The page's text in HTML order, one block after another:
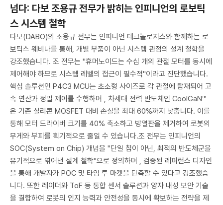
넘다: 다보 조용규 전무가 밝히는 인피니언의 로보틱
스 시스템 철학
다보(DABO)의 조용규 전무는 인피니언 테크놀로지스와 함께하는 로
보틱스 웨비나를 통해, 개별 부품이 아닌 시스템 관점의 설계 철학을
강조했습니다. 조 전무는 "휴머노이드는 수십 개의 관절 모터를 동시에
제어해야 하므로 시스템 레벨의 접근이 필수적"이라고 진단했습니다.
핵심 솔루션인 P4C3 MCU는 초소형 사이즈로 각 관절에 탑재되어 고
속 연산과 정밀 제어를 수행하며 , 차세대 전력 반도체인 CoolGaN™
은 기존 실리콘 MOSFET 대비 손실을 최대 60%까지 낮춥니다. 이를
통해 모터 드라이버 크기를 40% 축소하고 방열판을 제거하여 로봇의
무게와 부피를 획기적으로 줄일 수 있습니다.조 전무는 인피니언의
SOC(System on Chip) 개념을 "단일 칩이 아닌, 최적의 반도체군을
유기적으로 엮어낸 설계 철학"으로 정의하며 , 검증된 레퍼런스 디자인
을 통해 개발자가 POC 및 타임 투 마켓을 단축할 수 있다고 강조했습
니다. 또한 레이더와 ToF 등 통합 센서 솔루션과 양자 내성 보안 기술
을 결합하여 로봇의 인지 능력과 안전성을 동시에 확보하는 전략을 제